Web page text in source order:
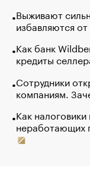
Выживают
избавляются
Как банк
кредиты
Сотрудники
компаниям.
Как
неработающих